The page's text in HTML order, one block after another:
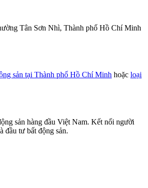
Tân Sơn Nhì, Thành phố Hồ Chí Minh
sản tại Thành phố Hồ Chí Minh hoặc loại
sản hàng đầu Việt Nam. Kết nối người
đầu tư bất động sản.